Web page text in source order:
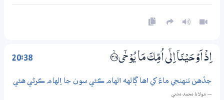
20:38 اِذْ اَوْحَيْنَآ اِلٰٓى اُمِّكَ مَا يُوْحٰٓي ؀ۙ38
جڏهن تنهنجي ماءُ کي اها ڳالهه الهام ڪئي سون جا اِلهام ڪرڻي هئي
— مولانا محمد مدني